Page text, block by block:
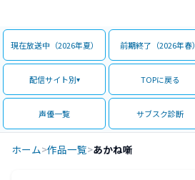
現在放送中（2026年夏） 前期終了（2026年春）
配信サイト別 TOPに戻る
声優一覧 サブスク診断
ホーム>作品一覧>あかね噺